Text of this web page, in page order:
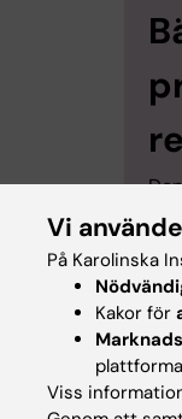
Vi
På Karolinska
Kakor för
Viss